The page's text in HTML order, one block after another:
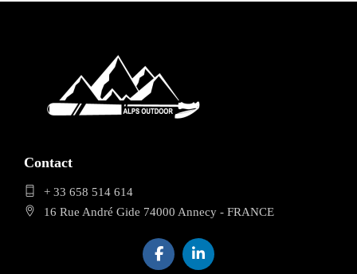
Contact
+ 33 658 514 614
16 Rue André Gide 74000 Annecy - FRANCE